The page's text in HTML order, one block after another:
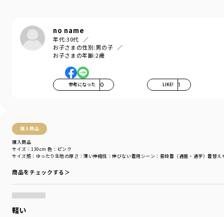
no name
年代:30代
お子さまの性別:男の子
お子さまの年齢:2歳
参考になった 0 LIKE! 1
購入商品
購入商品
サイズ感 ：ゆったり 生地の厚さ ：薄い伸縮性 ：伸びない着用シーン ：普段着（通園・通学）着替え
サイズ：130cm 色：ピンク
商品をチェックする＞
軽い
安心・安全です
野外でも虫が近寄りにくく、
お洗濯後も効果が長続きします♪
メッシュ素材なので通気性が良く、
薄手だから暑い夏でもサッと羽織れて、
一枚持っていると重宝するアイテムです
透け感：あり
ポケット：あり
着用イメージ/カラー：ブルーグレー
サイズ：サイズ110
ブランド